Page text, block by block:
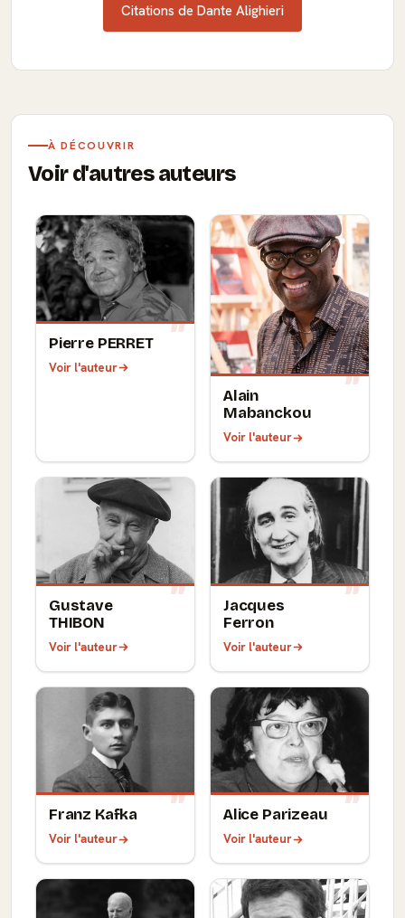
Citations de Dante Alighieri
À DÉCOUVRIR
Voir d'autres auteurs
Pierre PERRET
Voir l'auteur
Alain
Mabanckou
Voir l'auteur
Gustave
THIBON
Voir l'auteur
Jacques
Ferron
Voir l'auteur
Franz Kafka
Voir l'auteur
Alice Parizeau
Voir l'auteur